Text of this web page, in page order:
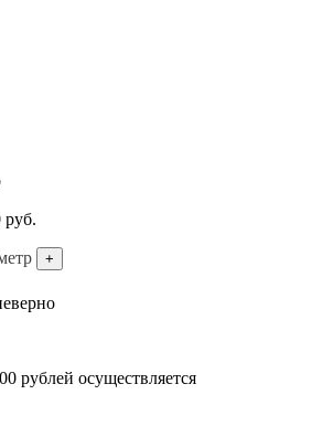
руб.
+
рублей осуществляется